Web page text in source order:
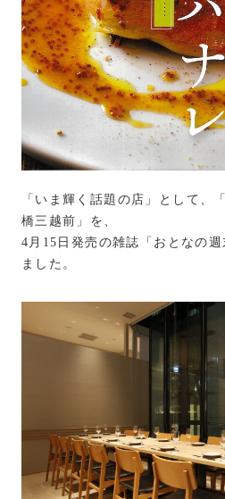
「いま輝く話題の店」として、
橋三越前」を、
4月15日発売の雑誌「おとなの
ました。